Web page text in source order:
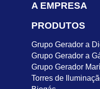
A EMPRESA
PRODUTOS
Grupo Gerador a
Grupo Gerador a
Grupo Gerador
Torres de